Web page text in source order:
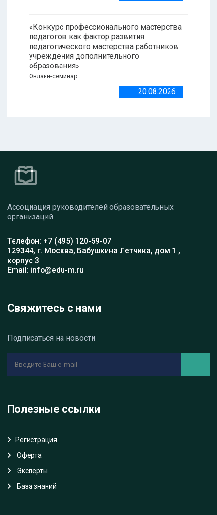
«Конкурс профессионального мастерства
педагогов как фактор развития
педагогического мастерства работников
учреждения дополнительного
образования»
Онлайн-семинар
20.08.2026
Ассоциация руководителей образовательных
организаций
Телефон: +7 (495) 120-59-07
129344, г. Москва, Бабушкина Летчика, дом 1 ,
корпус 3
Email: info@edu-m.ru
Свяжитесь с нами
Подписаться на новости
Полезные ссылки
Регистрация
Oферта
Эксперты
База знаний